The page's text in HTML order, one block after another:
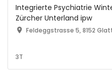
Integrierte Psychiatrie
Zürcher Unterland ipw
Feldeggstrasse 5, 8152
3T